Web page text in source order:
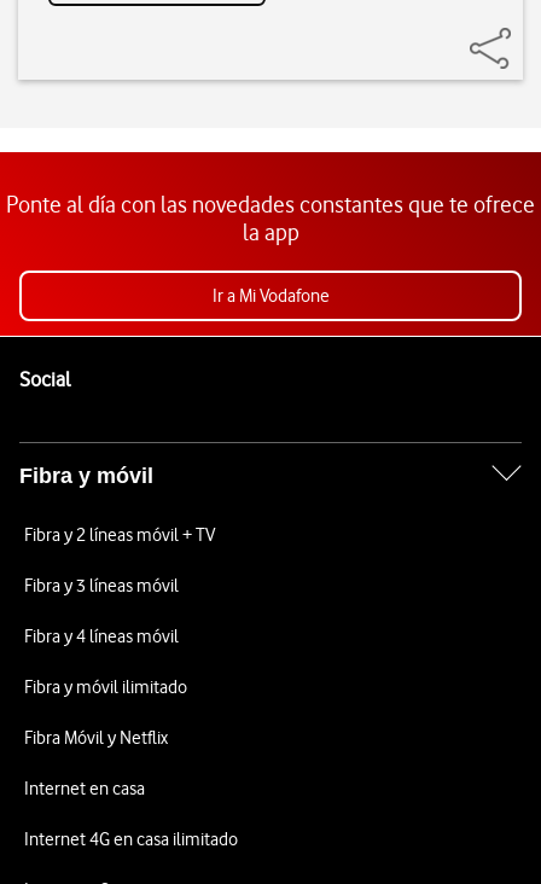
Ponte al día con las novedades constantes que te ofrece
la app
Ir a Mi Vodafone
SocialEnlaces a las redes sociales de Vodafone
Fibra y móvil
Fibra y 2 líneas móvil + TV
Fibra y 3 líneas móvil
Fibra y 4 líneas móvil
Fibra y móvil ilimitado
Fibra Móvil y Netflix
Internet en casa
Internet 4G en casa ilimitado